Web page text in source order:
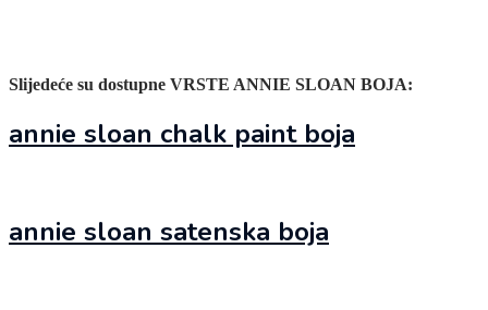
Slijedeće su dostupne VRSTE ANNIE SLOAN BOJA:
annie sloan chalk paint boja
annie sloan satenska boja